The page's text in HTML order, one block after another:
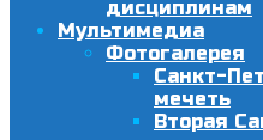
дисциплинам
Мультимедиа
Фотогалерея
Санкт-
мечеть
Вторая